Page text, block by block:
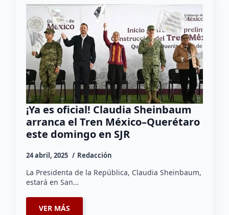
¡Ya es oficial! Claudia Sheinbaum
arranca el Tren México–Querétaro
este domingo en SJR
24 abril, 2025 Redacción
La Presidenta de la República, Claudia Sheinbaum,
estará en San…
VER MÁS